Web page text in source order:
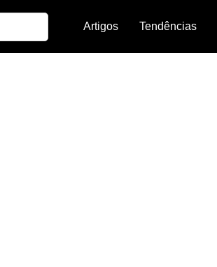
Artigos Tendências